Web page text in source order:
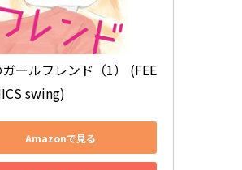
ールフレンド（1） (FEE
swing)
Amazonで見る